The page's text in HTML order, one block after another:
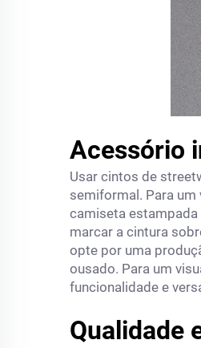
Acessório
Usar cintos de
semiformal. Para
camiseta
marcar a cintura
opte por uma
ousado. Para um
funcionalidade e
Qualidade